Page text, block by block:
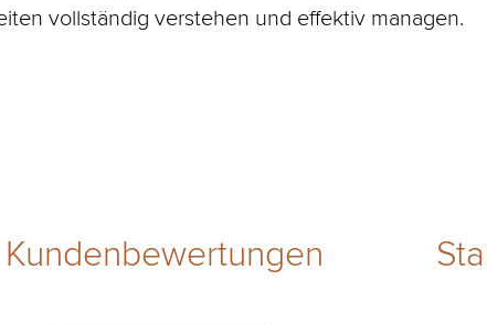
vollständig verstehen und effektiv managen.
Kundenbewertungen